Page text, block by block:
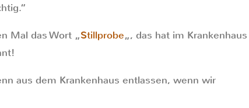
Mal das Wort „Stillprobe„, das hat im Krankenhaus
aus dem Krankenhaus entlassen, wenn wir